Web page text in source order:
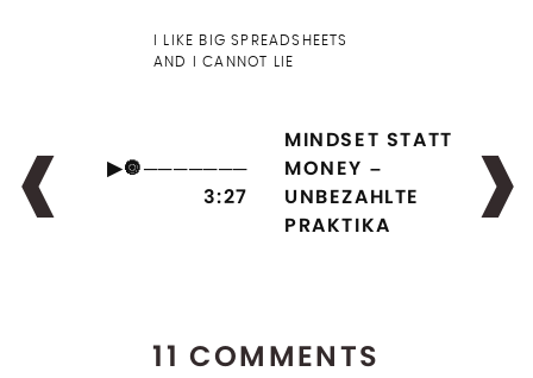
I LIKE BIG SPREADSHEETS
AND I CANNOT LIE
▶🔘───────
3:27
MINDSET STATT
MONEY –
UNBEZAHLTE
PRAKTIKA
11 COMMENTS